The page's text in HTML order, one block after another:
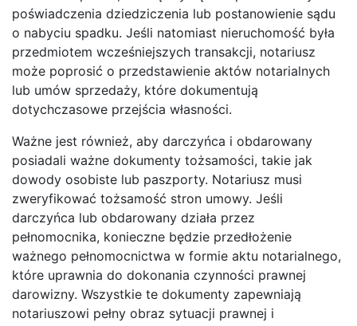
poświadczenia dziedziczenia lub postanowienie sądu
o nabyciu spadku. Jeśli natomiast nieruchomość była
przedmiotem wcześniejszych transakcji, notariusz
może poprosić o przedstawienie aktów notarialnych
lub umów sprzedaży, które dokumentują
dotychczasowe przejścia własności.
Ważne jest również, aby darczyńca i obdarowany
posiadali ważne dokumenty tożsamości, takie jak
dowody osobiste lub paszporty. Notariusz musi
zweryfikować tożsamość stron umowy. Jeśli
darczyńca lub obdarowany działa przez
pełnomocnika, konieczne będzie przedłożenie
ważnego pełnomocnictwa w formie aktu notarialnego,
które uprawnia do dokonania czynności prawnej
darowizny. Wszystkie te dokumenty zapewniają
notariuszowi pełny obraz sytuacji prawnej i